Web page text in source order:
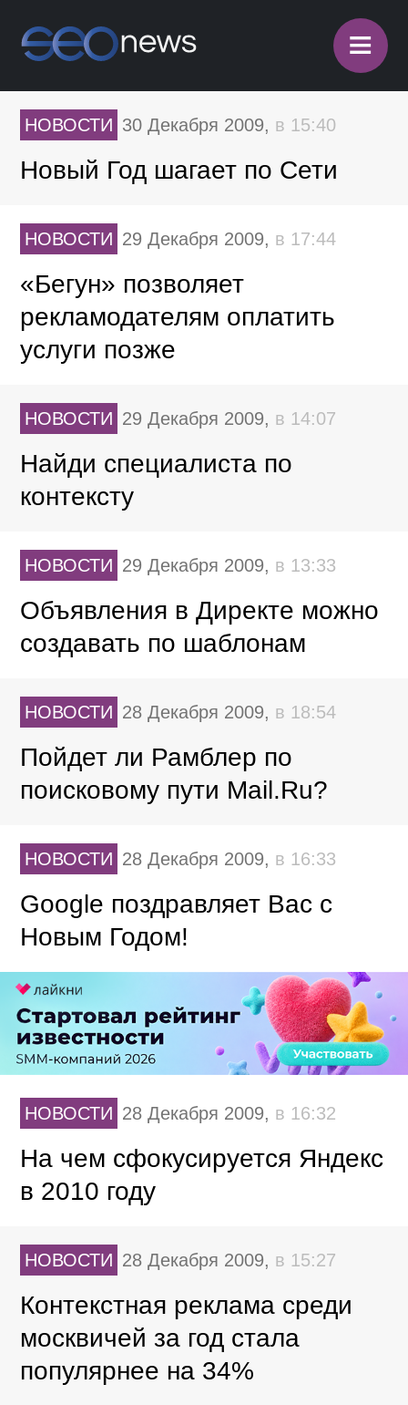
≡
НОВОСТИ 30 Декабря 2009, в 15:40
Новый Год шагает по Сети
НОВОСТИ 29 Декабря 2009, в 17:44
«Бегун» позволяет
рекламодателям оплатить
услуги позже
НОВОСТИ 29 Декабря 2009, в 14:07
Найди специалиста по
контексту
НОВОСТИ 29 Декабря 2009, в 13:33
Объявления в Директе можно
создавать по шаблонам
НОВОСТИ 28 Декабря 2009, в 18:54
Пойдет ли Рамблер по
поисковому пути Mail.Ru?
НОВОСТИ 28 Декабря 2009, в 16:33
Google поздравляет Вас с
Новым Годом!
НОВОСТИ 28 Декабря 2009, в 16:32
На чем сфокусируется Яндекс
в 2010 году
НОВОСТИ 28 Декабря 2009, в 15:27
Контекстная реклама среди
москвичей за год стала
популярнее на 34%